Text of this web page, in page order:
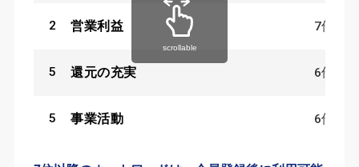
2 営業利益 7件
5 還元の充実 6件
5 事業活動 6件
scrollable